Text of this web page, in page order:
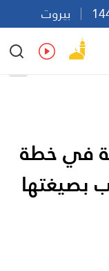
بيروت
Ar
في خطة
بصيغتها